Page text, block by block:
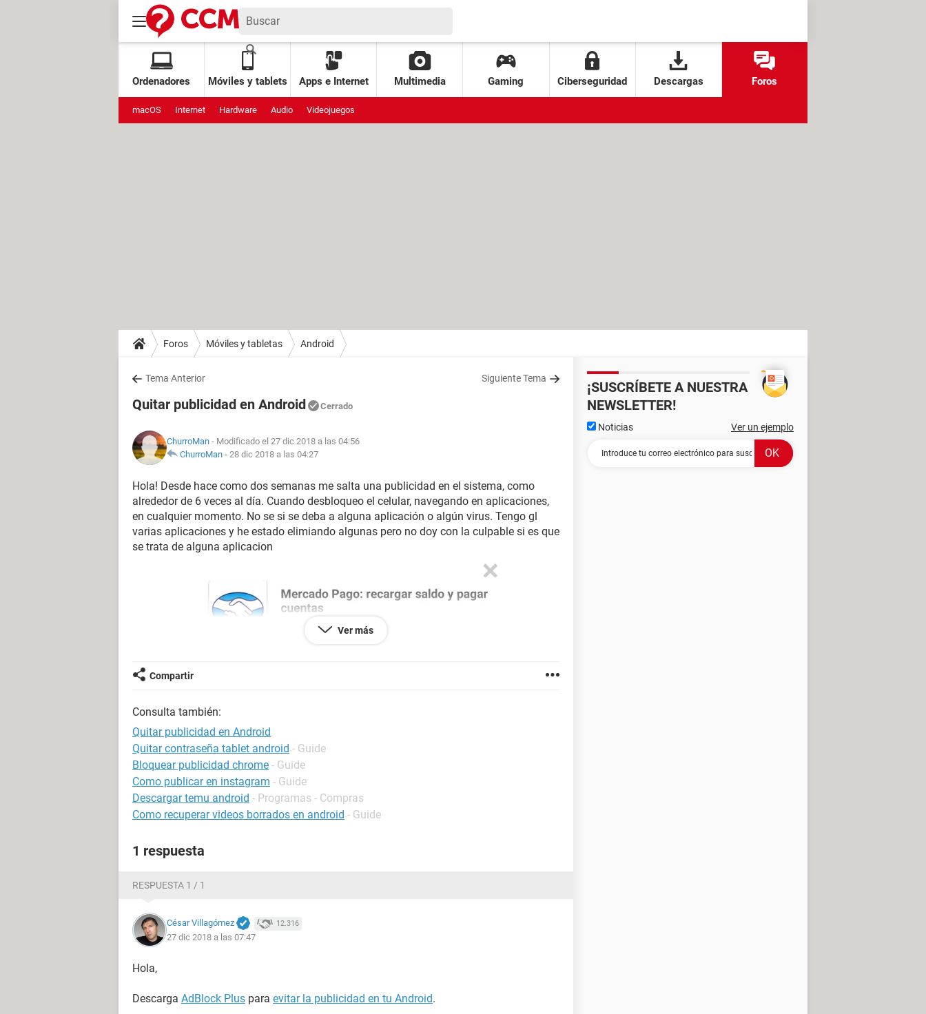
Ordenadores Móviles y tablets Apps e Internet Multimedia Gaming Ciberseguridad Descargas Foros
macOS Internet Hardware Audio Videojuegos
Foros Móviles y tabletas Android
Tema Anterior Siguiente Tema
Quitar publicidad en Android Cerrado
ChurroMan - Modificado el 27 dic 2018 a las 04:56
ChurroMan - 28 dic 2018 a las 04:27
Hola! Desde hace como dos semanas me salta una publicidad en el sistema, como
alrededor de 6 veces al día. Cuando desbloqueo el celular, navegando en aplicaciones,
en cualquier momento. No se si se deba a alguna aplicación o algún virus. Tengo gl
varias aplicaciones y he estado elimiando algunas pero no doy con la culpable si es que
se trata de alguna aplicacion
Ver más
Compartir
Consulta también:
Quitar publicidad en Android
Quitar contraseña tablet android - Guide
Bloquear publicidad chrome - Guide
Como publicar en instagram - Guide
Descargar temu android - Programas - Compras
Como recuperar videos borrados en android - Guide
1 respuesta
RESPUESTA 1 / 1
César Villagómez 12.316
27 dic 2018 a las 07:47
Hola,
Descarga AdBlock Plus para evitar la publicidad en tu Android.
¡SUSCRÍBETE A NUESTRA
NEWSLETTER!
Noticias Ver un ejemplo